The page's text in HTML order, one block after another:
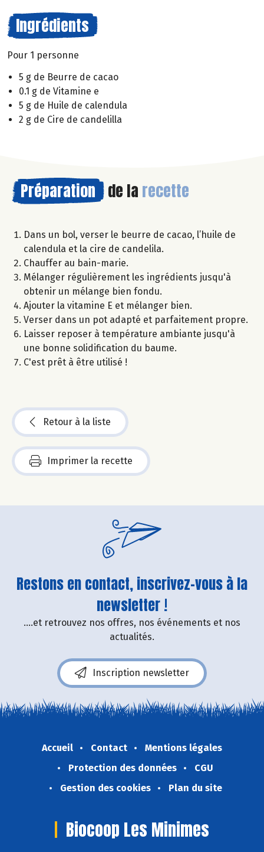
Ingrédients
Pour 1 personne
5 g de Beurre de cacao
0.1 g de Vitamine e
5 g de Huile de calendula
2 g de Cire de candelilla
Préparation de la recette
Dans un bol, verser le beurre de cacao, l’huile de
calendula et la cire de candelila.
Chauffer au bain-marie.
Mélanger régulièrement les ingrédients jusqu'à
obtenir un mélange bien fondu.
Ajouter la vitamine E et mélanger bien.
Verser dans un pot adapté et parfaitement propre.
Laisser reposer à température ambiante jusqu'à
une bonne solidification du baume.
C'est prêt à être utilisé !
Retour à la liste
Imprimer la recette
Restons en contact, inscrivez-vous à la
newsletter !
....et retrouvez nos offres, nos événements et nos
actualités.
Inscription newsletter
Accueil Contact
Mentions légales
Protection des données
CGU
Gestion des cookies
Plan du site
Biocoop Les Minimes